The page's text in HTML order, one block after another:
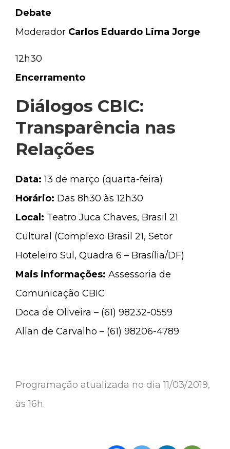
Debate
Moderador Carlos Eduardo Lima Jorge
12h30
Encerramento
Diálogos CBIC:
Transparência nas
Relações
Data: 13 de março (quarta-feira)
Horário: Das 8h30 às 12h30
Local: Teatro Juca Chaves, Brasil 21
Cultural (Complexo Brasil 21, Setor
Hoteleiro Sul, Quadra 6 – Brasília/DF)
Mais informações: Assessoria de
Comunicação CBIC
Doca de Oliveira – (61) 98232-0559
Allan de Carvalho – (61) 98206-4789
Programação atualizada no dia 11/03/2019,
às 16h.